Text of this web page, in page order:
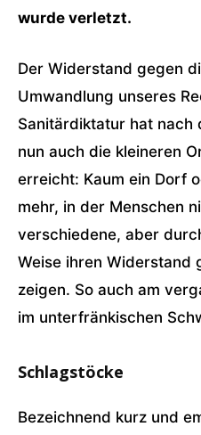
wurde verletzt.
Der Widerstand gegen
Umwandlung unseres
Sanitärdiktatur hat nach
nun auch die kleineren
erreicht: Kaum ein Dorf
mehr, in der Menschen
verschiedene, aber
Weise ihren Widerstand
zeigen. So auch am
im unterfränkischen
Schlagstöcke
Bezeichnend kurz und